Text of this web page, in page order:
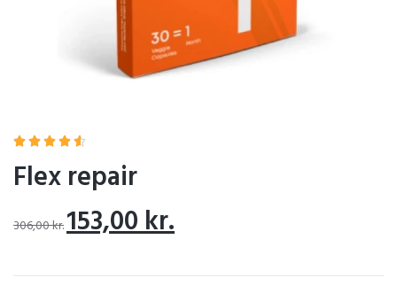
    
Flex repair
306,00kr.153,00kr.